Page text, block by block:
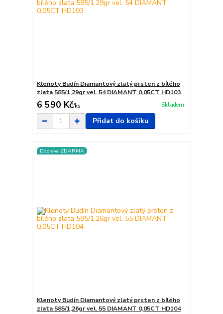
Klenoty Budín Diamantový zlatý prsten z bílého
zlata 585/1,29gr vel. 54 DIAMANT 0,05CT HD103
6 590 Kč/ks Skladem
Přidat do košíku
Doprava ZDARMA
Klenoty Budín Diamantový zlatý prsten z bílého
zlata 585/1,26gr vel. 55 DIAMANT 0,05CT HD104